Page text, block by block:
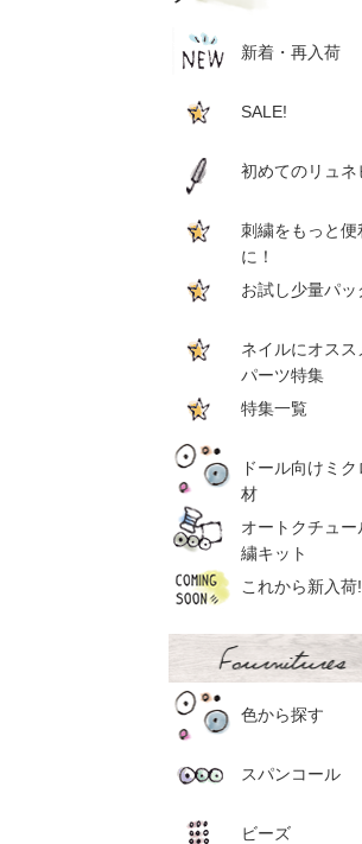
新着・再入荷
SALE!
初めてのリュネ
刺繍をもっと便
に！
お試し少量パッ
ネイルにオス
パーツ特集
特集一覧
ドール向けミク
材
オートクチュー
繍キット
これから新入荷!
色から探す
スパンコール
ビーズ